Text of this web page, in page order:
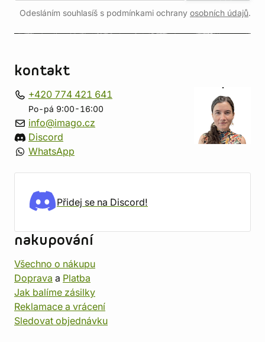
Odesláním souhlasíš s podmínkami ochrany osobních údajů.
kontakt
+420 774 421 641
Po-pá 9:00-16:00
info@imago.cz
Discord
WhatsApp
Přidej se na Discord!
nakupování
Všechno o nákupu
Doprava a Platba
Jak balíme zásilky
Reklamace a vrácení
Sledovat objednávku